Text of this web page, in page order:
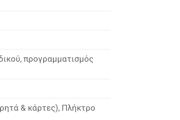
προγραμματισμός
& κάρτες), Πλήκτρο